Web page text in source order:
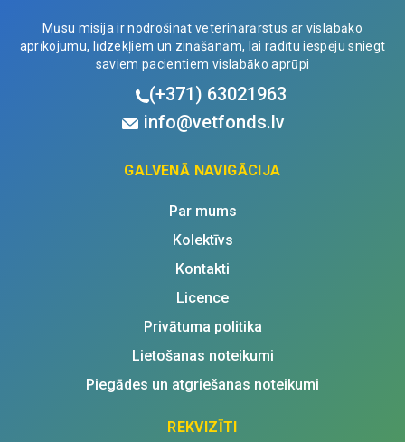
Mūsu misija ir nodrošināt veterinārārstus ar vislabāko
aprīkojumu, līdzekļiem un zināšanām, lai radītu iespēju sniegt
saviem pacientiem vislabāko aprūpi
(+371) 63021963
info@vetfonds.lv
GALVENĀ NAVIGĀCIJA
Par mums
Kolektīvs
Kontakti
Licence
Privātuma politika
Lietošanas noteikumi
Piegādes un atgriešanas noteikumi
REKVIZĪTI